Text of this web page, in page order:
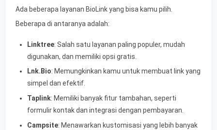
Ada beberapa layanan BioLink yang bisa kamu pilih.
Beberapa di antaranya adalah:
Linktree: Salah satu layanan paling populer, mudah
digunakan, dan memiliki opsi gratis.
Lnk.Bio: Memungkinkan kamu untuk membuat link yang
simpel dan efektif.
Taplink: Memiliki banyak fitur tambahan, seperti
formulir kontak dan integrasi dengan pembayaran.
Campsite: Menawarkan kustomisasi yang lebih banyak